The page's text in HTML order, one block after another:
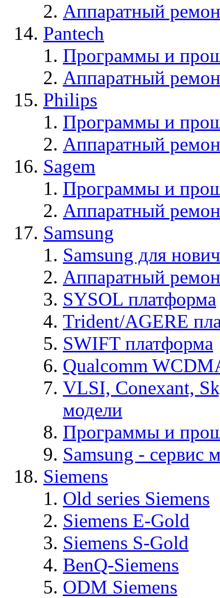
Аппаратный
Pantech
Программы и
Аппаратный
Philips
Программы и
Аппаратный
Sagem
Программы и
Аппаратный
Samsung
Samsung для
Аппаратный
SYSOL платформа
Trident/AGERE
SWIFT платформа
Qualcomm
VLSI, Conexant,
модели
Программы и
Samsung - cервис
Siemens
Old series Siemens
Siemens E-Gold
Siemens S-Gold
BenQ-Siemens
ODM Siemens